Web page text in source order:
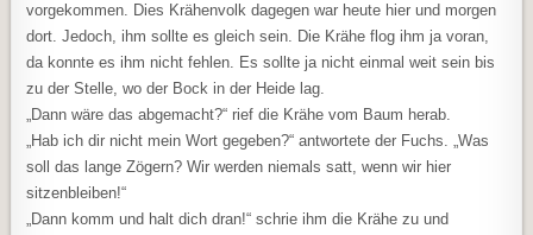
vorgekommen. Dies Krähenvolk dagegen war heute hier und morgen
dort. Jedoch, ihm sollte es gleich sein. Die Krähe flog ihm ja voran,
da konnte es ihm nicht fehlen. Es sollte ja nicht einmal weit sein bis
zu der Stelle, wo der Bock in der Heide lag.
„Dann wäre das abgemacht?“ rief die Krähe vom Baum herab.
„Hab ich dir nicht mein Wort gegeben?“ antwortete der Fuchs. „Was
soll das lange Zögern? Wir werden niemals satt, wenn wir hier
sitzenbleiben!“
„Dann komm und halt dich dran!“ schrie ihm die Krähe zu und